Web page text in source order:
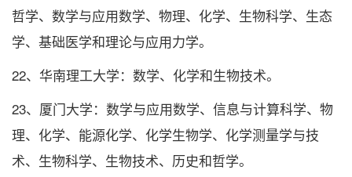
哲学、数学与应用数学、物理、化学、生物科学、生态
学、基础医学和理论与应用力学。
22、华南理工大学：数学、化学和生物技术。
23、厦门大学：数学与应用数学、信息与计算科学、物
理、化学、能源化学、化学生物学、化学测量学与技
术、生物科学、生物技术、历史和哲学。